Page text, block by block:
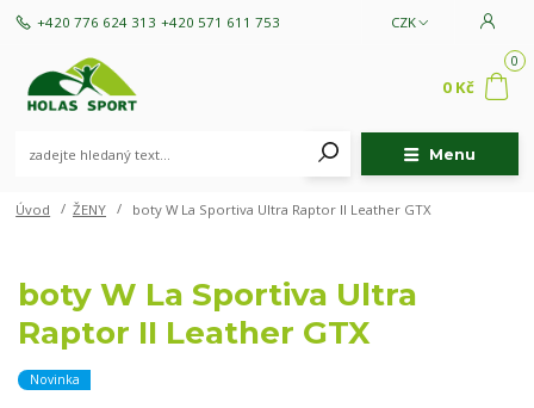
Menu
CZK
+420 776 624 313 +420 571 611 753
0
0 Kč
Úvod ŽENY boty W La Sportiva Ultra Raptor II Leather GTX
boty W La Sportiva Ultra
Raptor II Leather GTX
Novinka